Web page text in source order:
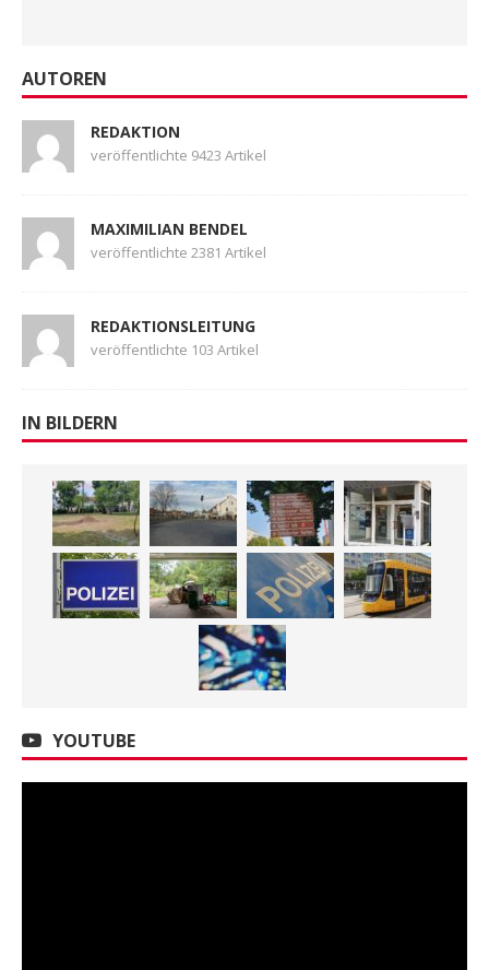
AUTOREN
REDAKTION
veröffentlichte 9423 Artikel
MAXIMILIAN BENDEL
veröffentlichte 2381 Artikel
REDAKTIONSLEITUNG
veröffentlichte 103 Artikel
IN BILDERN
YOUTUBE